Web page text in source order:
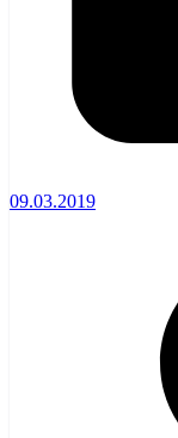
09.03.2019